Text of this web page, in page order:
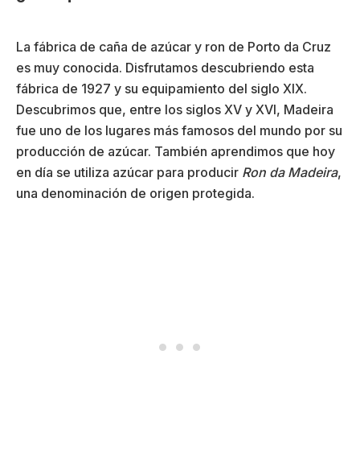
La fábrica de caña de azúcar y ron de Porto da Cruz
es muy conocida. Disfrutamos descubriendo esta
fábrica de 1927 y su equipamiento del siglo XIX.
Descubrimos que, entre los siglos XV y XVI, Madeira
fue uno de los lugares más famosos del mundo por su
producción de azúcar. También aprendimos que hoy
en día se utiliza azúcar para producir Ron da Madeira,
una denominación de origen protegida.